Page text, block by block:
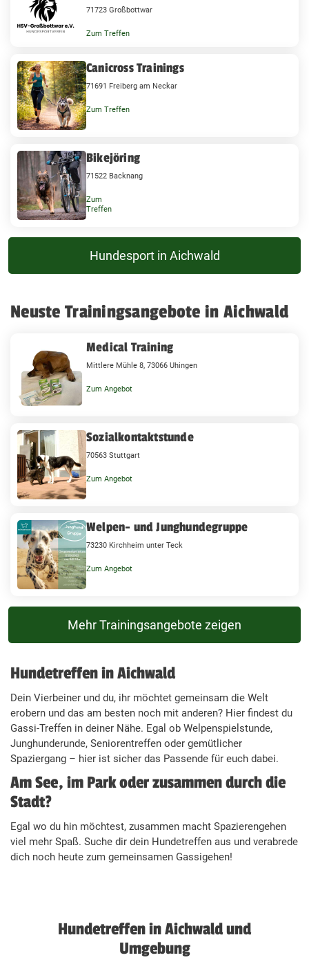
71723 Großbottwar
Zum Treffen
Canicross Trainings
71691 Freiberg am Neckar
Zum Treffen
Bikejöring
71522 Backnang
Zum
Treffen
Hundesport in Aichwald
Neuste Trainingsangebote in Aichwald
Medical Training
Mittlere Mühle 8, 73066 Uhingen
Zum Angebot
Sozialkontaktstunde
70563 Stuttgart
Zum Angebot
Welpen- und Junghundegruppe
73230 Kirchheim unter Teck
Zum Angebot
Mehr Trainingsangebote zeigen
Hundetreffen in Aichwald
Dein Vierbeiner und du, ihr möchtet gemeinsam die Welt
erobern und das am besten noch mit anderen? Hier findest du
Gassi-Treffen in deiner Nähe. Egal ob Welpenspielstunde,
Junghunderunde, Seniorentreffen oder gemütlicher
Spaziergang – hier ist sicher das Passende für euch dabei.
Am See, im Park oder zusammen durch die
Stadt?
Egal wo du hin möchtest, zusammen macht Spazierengehen
viel mehr Spaß. Suche dir dein Hundetreffen aus und verabrede
dich noch heute zum gemeinsamen Gassigehen!
Hundetreffen in Aichwald und
Umgebung